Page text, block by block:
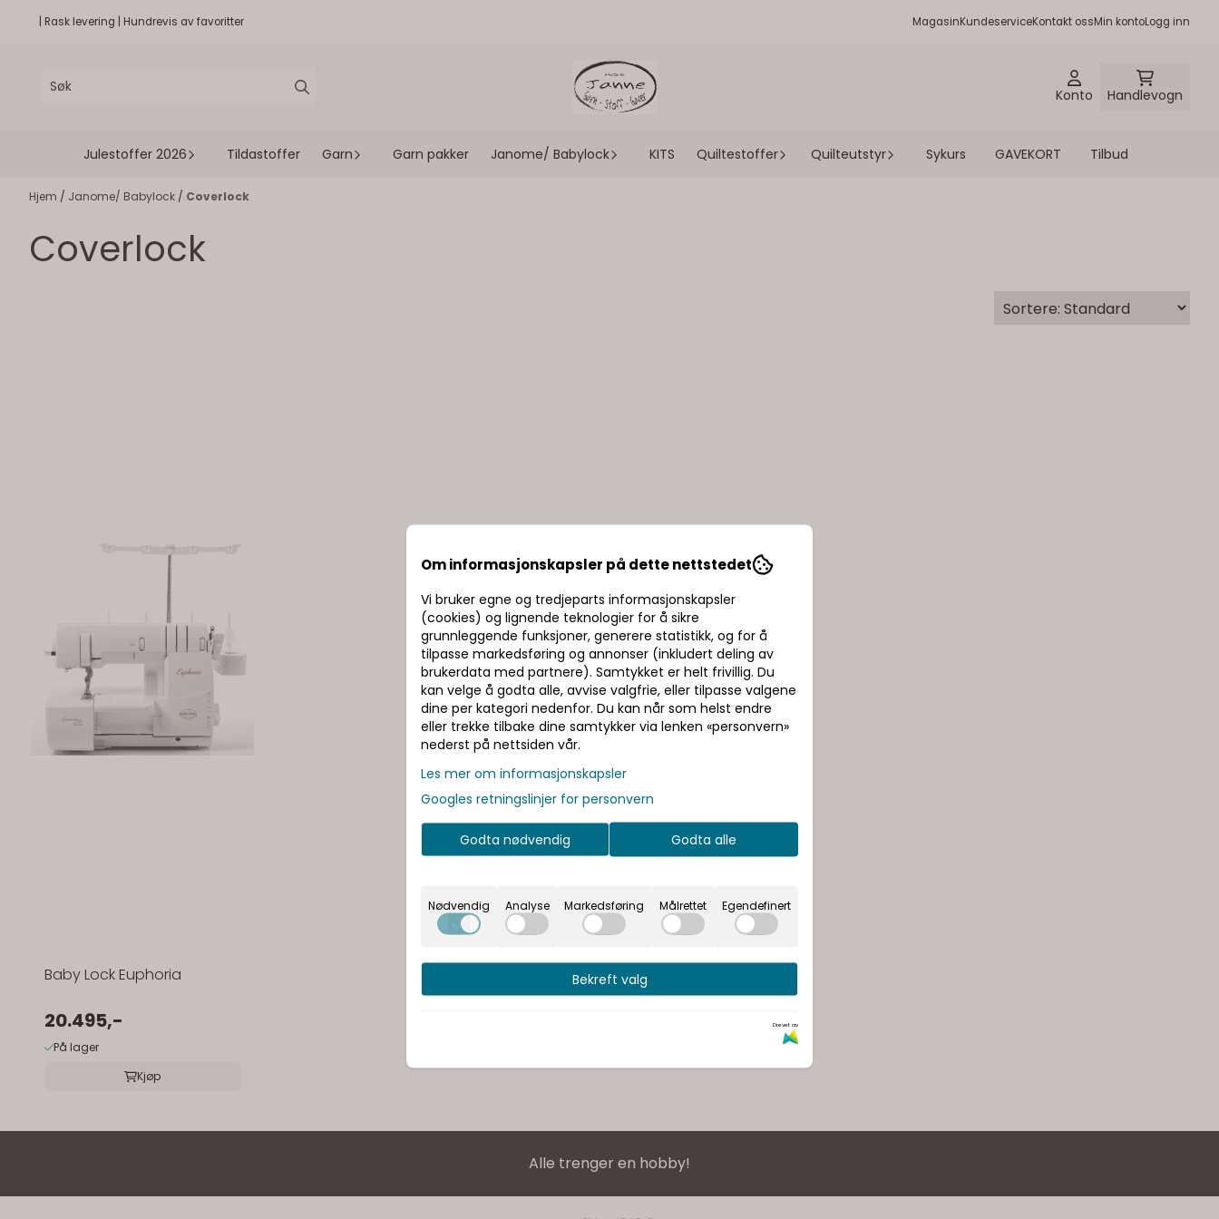
Hopp til innhold
| Rask levering | Hundrevis av favoritter MagasinKundeserviceKontakt ossMin kontoLogg inn
Konto Handlevogn
Julestoffer 2026 Tildastoffer Garn Garn pakker Janome/ Babylock KITS Quiltestoffer Quilteutstyr Sykurs GAVEKORT Tilbud
Hjem / Janome/ Babylock / Coverlock
Coverlock
Baby Lock Euphoria
20.495,-
På lager
Kjøp
Alle trenger en hobby!
Om informasjonskapsler på dette nettstedet
Vi bruker egne og tredjeparts informasjonskapsler
(cookies) og lignende teknologier for å sikre
grunnleggende funksjoner, generere statistikk, og for å
tilpasse markedsføring og annonser (inkludert deling av
brukerdata med partnere). Samtykket er helt frivillig. Du
kan velge å godta alle, avvise valgfrie, eller tilpasse valgene
dine per kategori nedenfor. Du kan når som helst endre
eller trekke tilbake dine samtykker via lenken «personvern»
nederst på nettsiden vår.
Les mer om informasjonskapsler
Googles retningslinjer for personvern
Godta nødvendig Godta alle
Nødvendig Analyse Markedsføring Målrettet Egendefinert
Bekreft valg
Drevet av